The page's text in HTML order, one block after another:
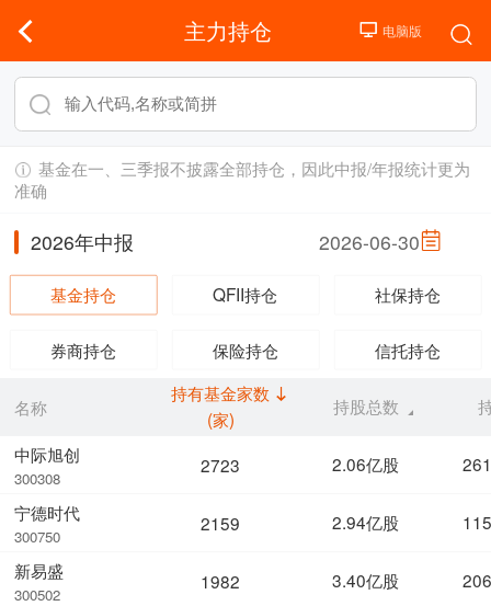
主力持仓
基金在一、三季报不披露全部持仓，因此中报/年报统计更为
准确
2026年中报 2026-06-30
基金持仓 QFII持仓 社保持仓
券商持仓 保险持仓 信托持仓
名称
中际旭创
300308
宁德时代
300750
新易盛
300502
持有基金家数
(家)
持股总数
2723 2.06亿股
2159 2.94亿股
1982 3.40亿股